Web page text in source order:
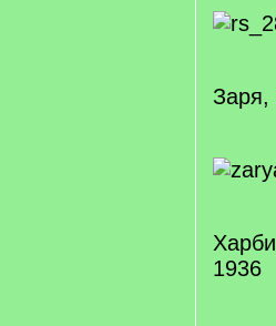
Заря,
1936